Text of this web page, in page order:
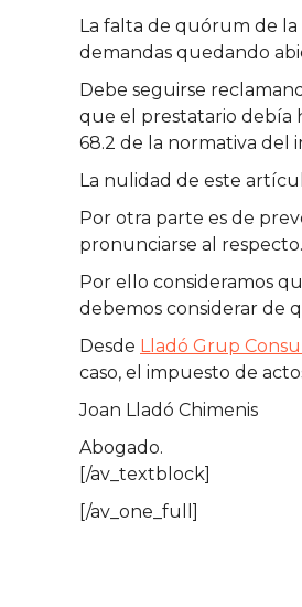
La falta de quórum de la
demandas quedando
Debe seguirse
que el prestatario debía
68.2 de la normativa del
La nulidad de este
Por otra parte es de
pronunciarse al respecto.
Por ello consideramos
debemos considerar de
Desde Lladó Grup
caso, el impuesto de
Joan Lladó Chimenis
Abogado.
[/av_textblock]
[/av_one_full]